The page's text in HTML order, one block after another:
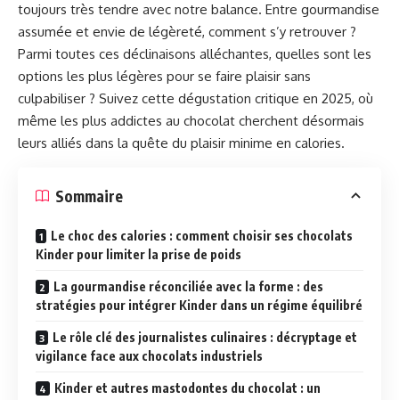
toujours très tendre avec notre balance. Entre gourmandise
assumée et envie de légèreté, comment s’y retrouver ?
Parmi toutes ces déclinaisons alléchantes, quelles sont les
options les plus légères pour se faire plaisir sans
culpabiliser ? Suivez cette dégustation critique en 2025, où
même les plus addictes au chocolat cherchent désormais
leurs alliés dans la quête du plaisir minime en calories.
Sommaire
Le choc des calories : comment choisir ses chocolats
Kinder pour limiter la prise de poids
La gourmandise réconciliée avec la forme : des
stratégies pour intégrer Kinder dans un régime équilibré
Le rôle clé des journalistes culinaires : décryptage et
vigilance face aux chocolats industriels
Kinder et autres mastodontes du chocolat : un